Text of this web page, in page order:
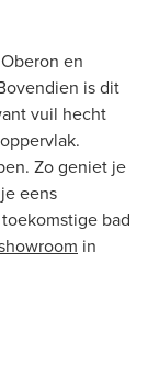
en
is dit
vuil hecht
Zo geniet je
eens
bad
in